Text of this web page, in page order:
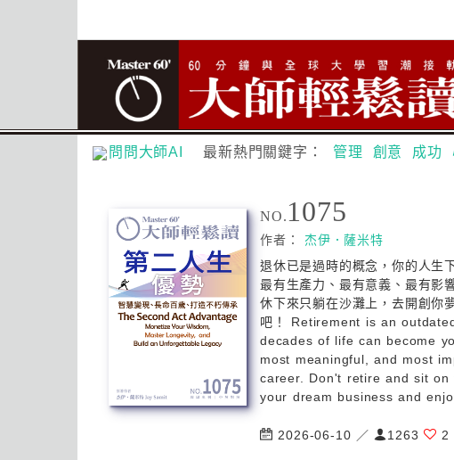
問問大師AI 最新熱門關鍵字： 管理 創意 成功
NO. 1075
作者： 杰伊．薩米特
退休已是過時的概念，你的人生
最有生產力、最有意義、最有影
休下來只躺在沙灘上，去開創你
吧！ Retirement is an
decades of life can become
most meaningful, and most
career. Don't retire and sit on
your dream business and
2026-06-10 ／ 1263 2